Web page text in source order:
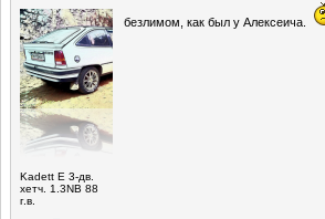
Kadett E 3-дв.
хетч. 1.3NB 88
г.в.
безлимом, как был у Алексеича.